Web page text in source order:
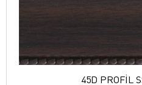
45D PROFİL